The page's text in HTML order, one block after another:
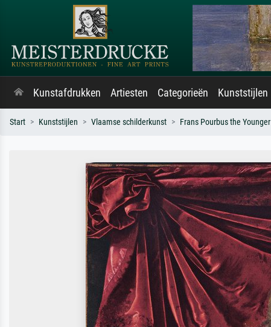
Kunstafdrukken Artiesten Categorieën Kunststijlen
Start Kunststijlen Vlaamse schilderkunst Frans Pourbus the Younger